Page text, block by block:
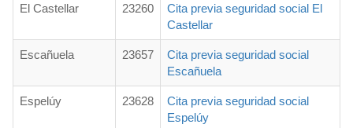
El Castellar 23260
Cita previa seguridad social El
Castellar
Escañuela 23657
Cita previa seguridad social
Escañuela
Espelúy 23628
Cita previa seguridad social
Espelúy